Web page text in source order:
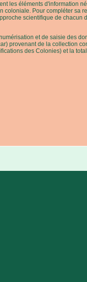
les éléments d'information
Pour compléter sa
scientifique de chacun
et de saisie des
provenant de la collection
des Colonies) et la